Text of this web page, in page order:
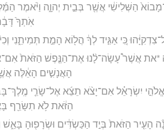
הַשְּׁלִישִׁ֔י אֲשֶׁ֖ר בְּבֵ֣ית יְהוָ֑ה וַיֹּ֨אמֶר
אֹֽתְךָ֙
כִּ֚י אַגִּ֣יד לְךָ֔ הֲל֖וֹא הָמֵ֣ת תְּמִיתֵ֑נִי
*את אֲשֶׁר֩ עָשָׂה־לָ֨נוּ אֶת־הַנֶּ֤פֶשׁ הַזֹּאת֙
הָאֲנָשִׁ֣ים הָאֵ֔לֶּה
אֱלֹהֵ֣י יִשְׂרָאֵ֗ל אִם־יָצֹ֨א תֵצֵ֜א אֶל־שָׂרֵ֤י
הַזֹּ֔את לֹ֥א תִשָּׂרֵ֖ף
הָעִ֤יר הַזֹּאת֙ בְּיַ֣ד הַכַּשְׂדִּ֔ים וּשְׂרָפ֖וּהָ בָּאֵ֑שׁ